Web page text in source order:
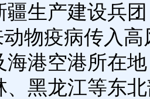
疆生产建设兵
物疫病传入高
海港空港所在
、黑龙江等东